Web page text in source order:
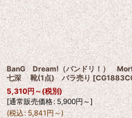
BanG Dream!（バンドリ！）
七深 靴(1点) バラ売り [
5,310円～(税別)
[通常販売価格: 5,900円～]
(税込: 5,841円～)